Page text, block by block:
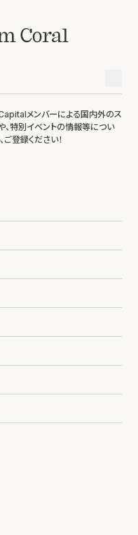
Coral
メンバーによる国内外のス
、特別イベントの情報等につい
登録ください！